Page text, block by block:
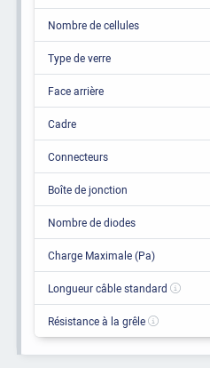
Nombre de cellules
Type de verre
Face arrière
Cadre
Connecteurs
Boîte de jonction
Nombre de diodes
Charge Maximale (Pa)
Longueur câble standard
Résistance à la grêle